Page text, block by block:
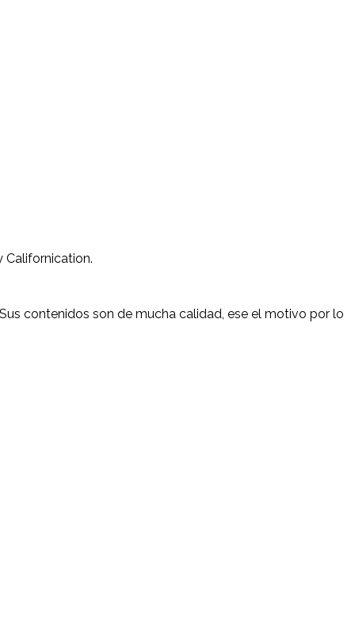
Californication.
contenidos son de mucha calidad, ese el motivo por lo